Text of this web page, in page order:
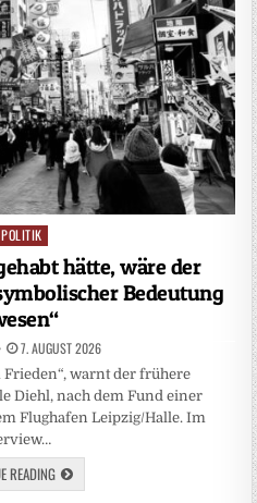
POLITIK
hätte, wäre der
Bedeutung
7. AUGUST 2026
warnt der frühere
Diehl, nach dem Fund einer
Flughafen Leipzig/Halle. Im
READING